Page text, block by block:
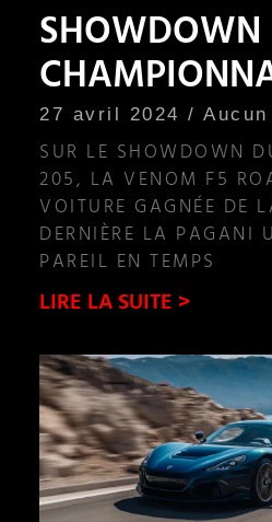
SHOWDOWN
27 avril 2024
SUR LE SHOWDOWN
205, LA VENOM F5
VOITURE GAGNÉE DE
DERNIÈRE LA PAGANI
PAREIL EN TEMPS
LIRE LA SUITE >